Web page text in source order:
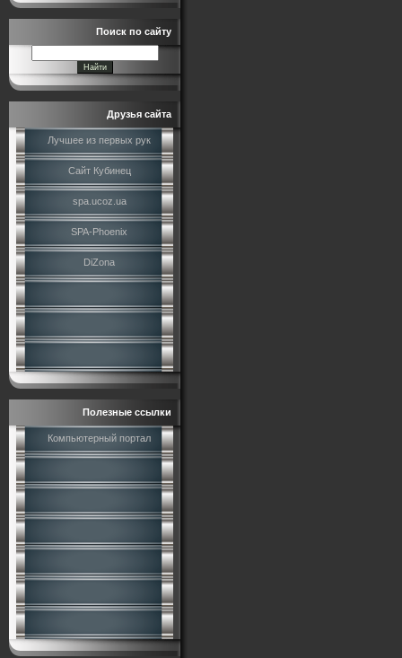
Поиск по сайту
Друзья сайта
Лучшее из первых рук
Сайт Кубинец
spa.ucoz.ua
SPA-Phoenix
DiZona
Полезные ссылки
Компьютерный портал